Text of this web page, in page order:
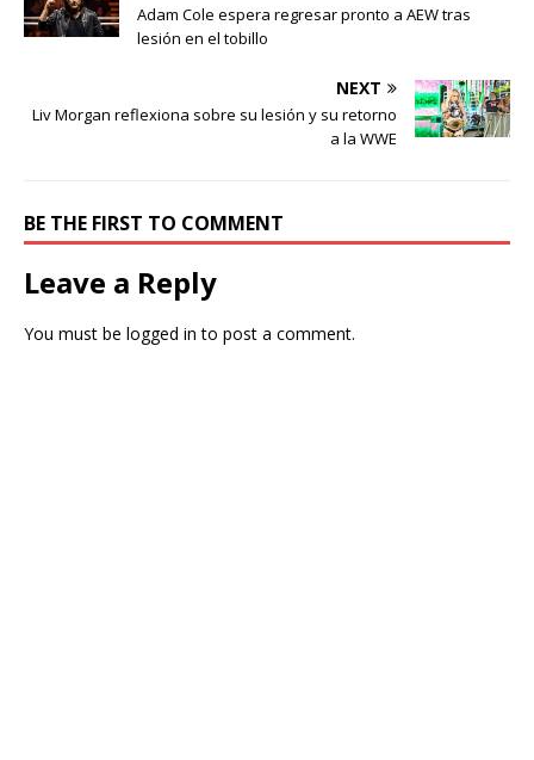
Adam Cole espera regresar pronto a AEW tras
lesión en el tobillo
NEXT
Liv Morgan reflexiona sobre su lesión y su retorno
a la WWE
BE THE FIRST TO COMMENT
Leave a Reply
You must be logged in to post a comment.